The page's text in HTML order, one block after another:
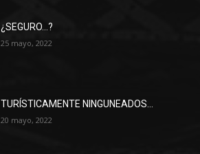
¿SEGURO…?
25 mayo, 2022
TURÍSTICAMENTE NINGUNEADOS…
20 mayo, 2022